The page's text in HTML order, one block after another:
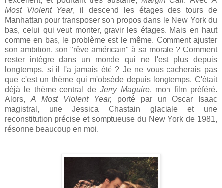
Most Violent Year, il descend les étages des tours de
Manhattan pour transposer son propos dans le New York du
bas, celui qui veut monter, gravir les étages. Mais en haut
comme en bas, le problème est le même. Comment ajuster
son ambition, son "rêve américain" à sa morale ? Comment
rester intègre dans un monde qui ne l'est plus depuis
longtemps, si il l'a jamais été ? Je ne vous cacherais pas
que c'est un thème qui m'obsède depuis longtemps. C'était
déjà le thème central deJerry Maguire, mon film préféré.
Alors,A Most Violent Year, porté par un Oscar Isaac
magistral, une Jessica Chastain glaciale et une
reconstitution précise et somptueuse du New York de 1981,
résonne beaucoup en moi.